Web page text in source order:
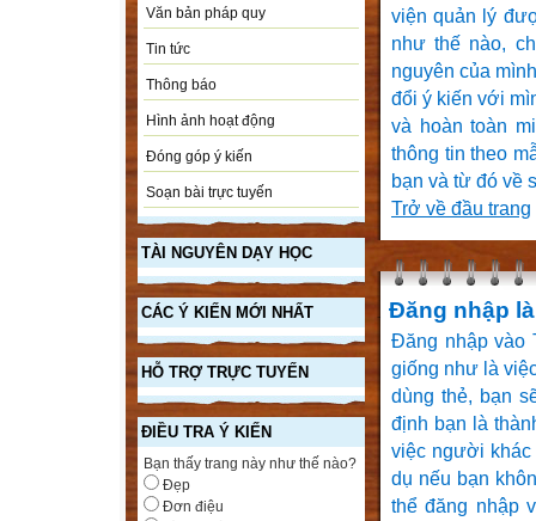
Văn bản pháp quy
Tin tức
Thông báo
Hình ảnh hoạt động
Đóng góp ý kiến
Soạn bài trực tuyến
TÀI NGUYÊN DẠY HỌC
CÁC Ý KIẾN MỚI NHẤT
HỖ TRỢ TRỰC TUYẾN
ĐIỀU TRA Ý KIẾN
Bạn thấy trang này như thế nào?
Đẹp
Đơn điệu
viện quản lý
như thế nào,
nguyên của
đổi ý kiến với
và hoàn toàn
thông tin theo
bạn và từ đó về
Trở về đầu trang
Đăng nhập
Đăng nhập vào
giống như là
dùng thẻ, bạn
định bạn là
việc người khác
dụ nếu bạn
thể đăng nhập